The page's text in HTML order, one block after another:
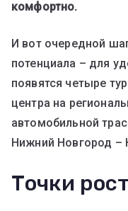
комфортно.
И вот очередной
потенциала – для
появятся четыре
центра на
автомобильной
Нижний Новгород –
Точки